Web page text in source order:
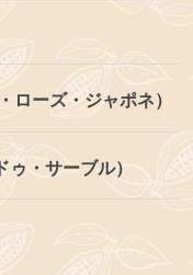
ローズ・ジャポネ）
ゥ・サーブル）